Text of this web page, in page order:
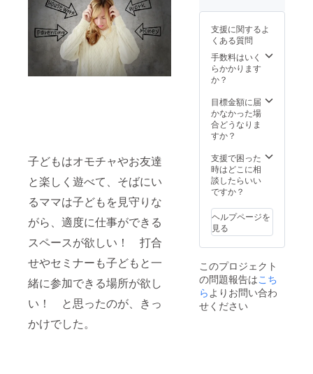
子どもはオモチャやお友達
と楽しく遊べて、そばにい
るママは子どもを見守りな
がら、適度に仕事ができる
スペースが欲しい！ 打合
せやセミナーも子どもと一
緒に参加できる場所が欲し
い！ と思ったのが、きっ
かけでした。
出ませ
ん。 ※
有効期
限1年
支援
ず備考
欄にご
希望の
お名前
をご記
さい。
さら
に、ロ
ゴ入り
バッグ
とオリ
ジナル
Ｔシャ
ゼント
（ご希
望のサ
イズ
,LL)、色
（ピン
ク、水
色，
白）を
支援に関するよ
くある質問
手数料はいく
らかかります
か？
目標金額に届
かなかった場
合どうなりま
すか？
支援で困った
時はどこに相
談したらいい
ですか？
ヘルプページを
見る
このプロジェクト
の問題報告はこち
らよりお問い合わ
せください